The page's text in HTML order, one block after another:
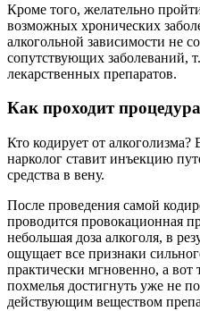
Кроме того, желательно
возможных хронических
алкогольной зависимости не
сопутствующих заболеваний,
лекарственных препаратов.
Как проходит
Кто кодирует от
нарколог ставит инъекцию
средства в вену.
После проведения самой
проводится провокационная
небольшая доза алкоголя, в
ощущает все признаки
практически мгновенно, а вот
похмелья достигнуть уже не
действующим веществом